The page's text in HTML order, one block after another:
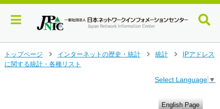
イ
トップページ
>
インターネットの歴史・統計
統計
IPアドレス
に関する統計・各種リスト
Select Language ▼
English Page